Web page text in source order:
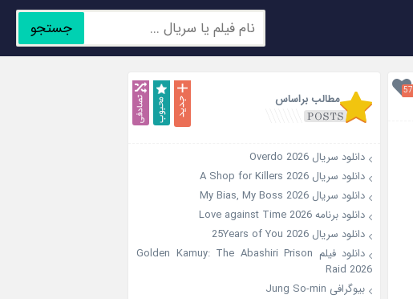
جستجو
57
مطالب براساس
دانلود سریال Overdo 2026
دانلود سریال A Shop for Killers 2026
دانلود سریال My Bias, My Boss 2026
دانلود برنامه Love against Time 2026
دانلود سریال 25Years of You 2026
دانلود فیلم Golden Kamuy: The Abashiri Prison
Raid 2026
بیوگرافی Jung So-min